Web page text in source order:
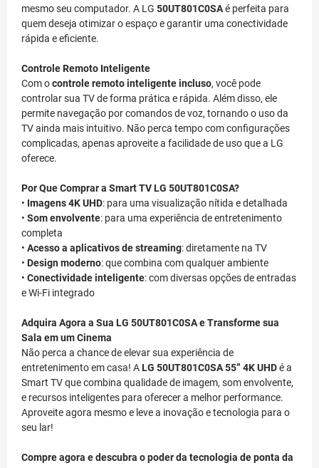
mesmo seu computador. A LG 50UT801C0SAé perfeita para
quem deseja otimizar o espaço e garantir uma conectividade
rápida e eficiente.
Controle Remoto Inteligente
Com ocontrole remoto inteligente incluso, você pode
controlar sua TV de forma prática e rápida. Além disso, ele
permite navegação por comandos de voz, tornando o uso da
TV ainda mais intuitivo. Não perca tempo com configurações
complicadas, apenas aproveite a facilidade de uso que a LG
oferece.
Por Que Comprar a Smart TV LG 50UT801C0SA?
• Imagens 4K UHD: para uma visualização nítida e detalhada
• Som envolvente: para uma experiência de entretenimento
completa
• Acesso a aplicativos de streaming: diretamente na TV
• Design moderno: que combina com qualquer ambiente
• Conectividade inteligente: com diversas opções de entradas
e Wi-Fi integrado
Adquira Agora a Sua LG 50UT801C0SA e Transforme sua
Sala em um Cinema
Não perca a chance de elevar sua experiência de
entretenimento em casa! ALG 50UT801C0SA 55” 4K UHDé a
Smart TV que combina qualidade de imagem, som envolvente,
e recursos inteligentes para oferecer a melhor performance.
Aproveite agora mesmo e leve a inovação e tecnologia para o
seu lar!
Compre agora e descubra o poder da tecnologia de ponta da